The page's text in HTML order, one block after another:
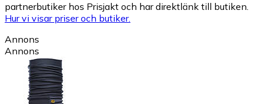
partnerbutiker hos Prisjakt och har direktlänk till butiken.
Hur vi visar priser och butiker.
Annons
Annons